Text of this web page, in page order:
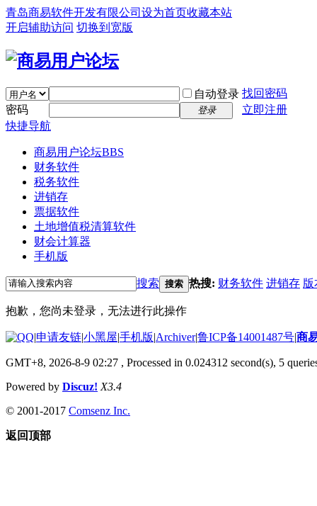
青岛商易软件开发有限公司 设为首页收藏本站
开启辅助访问 切换到宽版
自动登录 找回密码
密码
登录
立即注册
快捷导航
商易用户论坛BBS
财务软件
税务软件
进销存
票据软件
土地增值税清算软件
财会计算器
手机版
搜索 搜索 热搜: 财务软件 进销存 版
抱歉，您尚未登录，无法进行此操作
|申请友链|小黑屋|手机版|Archiver|鲁ICP备14001487号|商
GMT+8, 2026-8-9 02:27 , Processed in 0.024312 second(s), 5
Powered by Discuz! X3.4
© 2001-2017 Comsenz Inc.
返回顶部